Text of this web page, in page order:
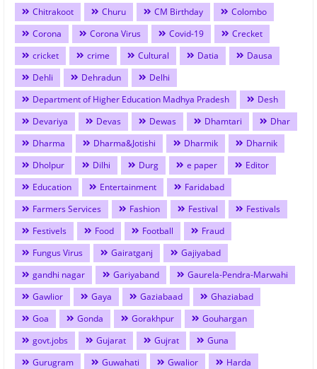
Chitrakoot
Churu CM Birthday
Colombo
Corona
Corona Virus Covid-19
Crecket
cricket
crime Cultural Datia
Dausa
Dehli
Dehradun
Delhi
Department of Higher Education Madhya Pradesh
Desh
Devariya
Devas Dewas Dhamtari
Dhar
Dharma
Dharma&Jotishi Dharmik
Dharnik
Dholpur
Dilhi Durg e paper
Editor
Education
Entertainment
Faridabad
Farmers Services
Fashion Festival
Festivals
Festivels
Food Football
Fraud
Fungus Virus
Gairatganj
Gajiyabad
gandhi nagar
Gariyaband
Gaurela-Pendra-Marwahi
Gawlior
Gaya Gaziabaad
Ghaziabad
Goa
Gonda Gorakhpur
Gouhargan
govt.jobs
Gujarat Gujrat
Guna
Gurugram
Guwahati Gwalior
Harda